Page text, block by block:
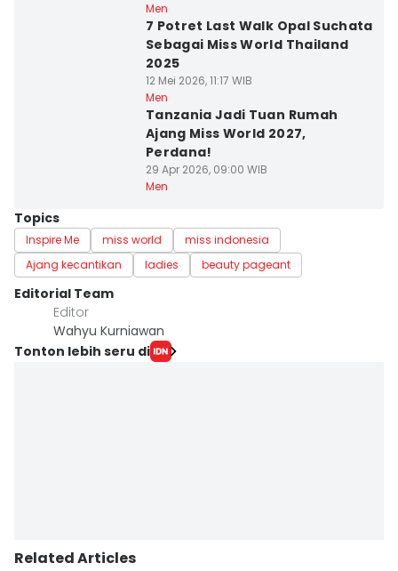
Men
7 Potret Last Walk Opal Suchata
Sebagai Miss World Thailand
2025
12 Mei 2026, 11:17 WIB
Men
Tanzania Jadi Tuan Rumah
Ajang Miss World 2027,
Perdana!
29 Apr 2026, 09:00 WIB
Men
Topics
Inspire Me miss world
miss indonesia
Ajang kecantikan
ladies beauty pageant
Editorial Team
Editor
Wahyu Kurniawan
Tonton lebih seru di
Related Articles